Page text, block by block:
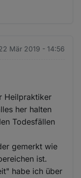
Mär 2019 - 14:56
Heilpraktiker
her halten
Todesfällen
gemerkt wie
ist.
habe ich über